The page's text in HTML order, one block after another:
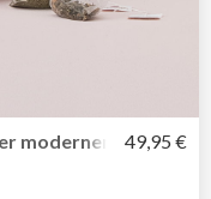
modernen Rig-Tig
49,95 €